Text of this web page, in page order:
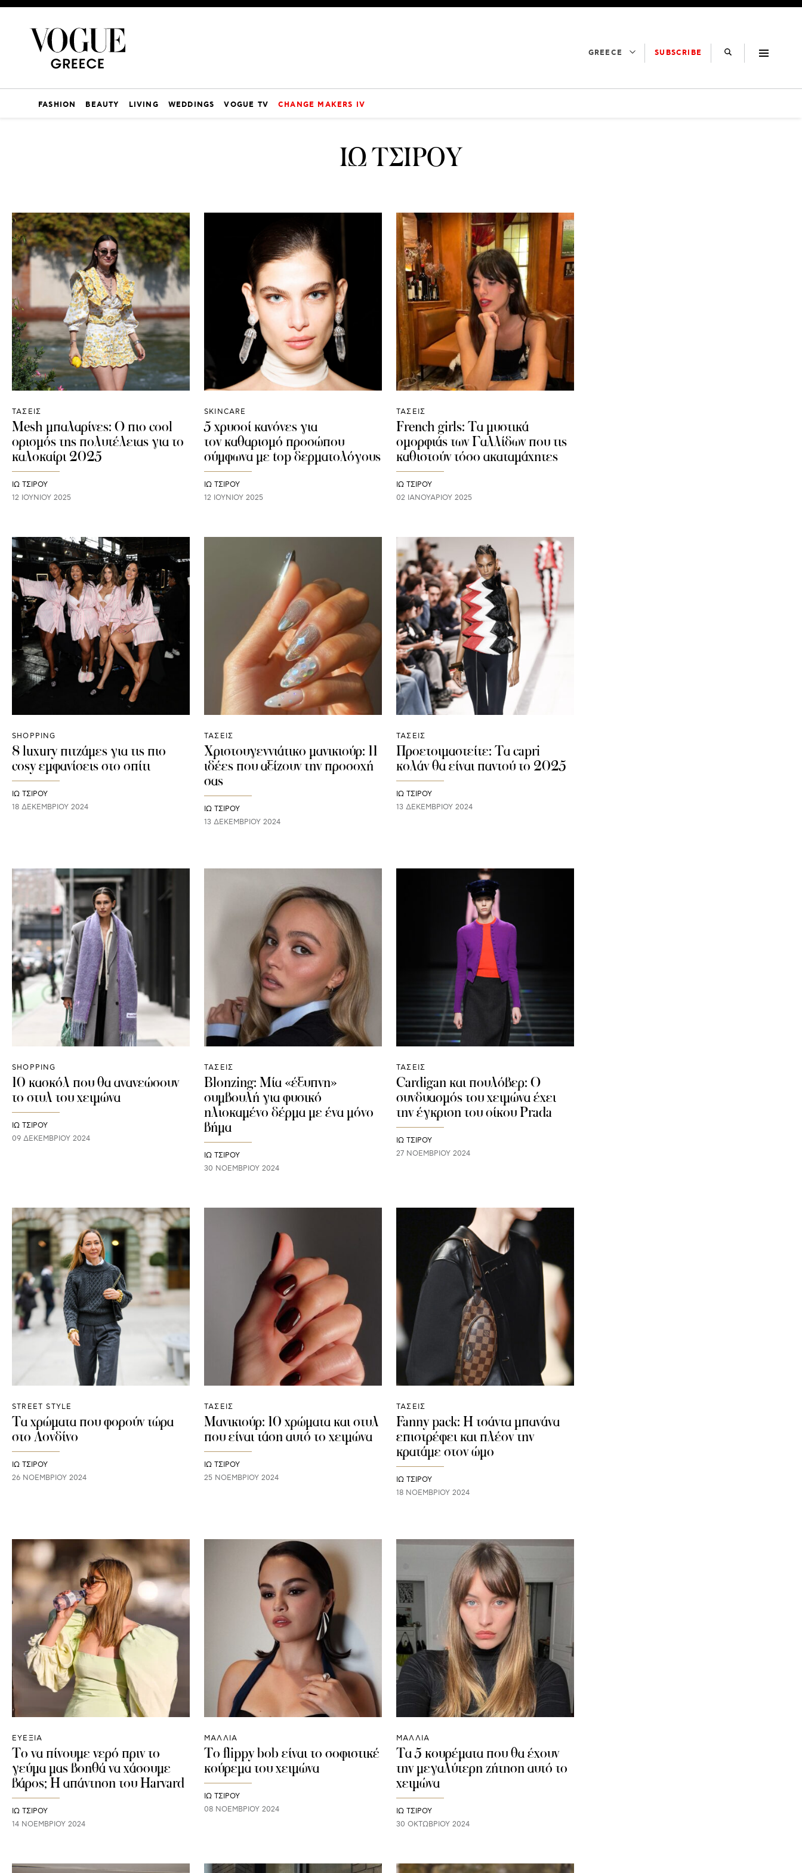
GREECE SUBSCRIBE
FASHION BEAUTY LIVING WEDDINGS VOGUE TV CHANGE MAKERS IV
ΙΩ ΤΣΙΡΟΥ
ΤΑΣΕΙΣ
Mesh μπαλαρίνες: Ο πιο cool
ορισμός της πολυτέλειας για το
καλοκαίρι 2025
ΙΩ ΤΣΙΡΟΥ
12 ΙΟΥΝΊΟΥ 2025
SKINCARE
5 χρυσοί κανόνες για
τον καθαρισμό προσώπου
σύμφωνα με top δερματολόγους
ΙΩ ΤΣΙΡΟΥ
12 ΙΟΥΝΊΟΥ 2025
ΤΑΣΕΙΣ
French girls: Τα μυστικά
ομορφιάς των Γαλλίδων που τις
καθιστούν τόσο ακαταμάχητες
ΙΩ ΤΣΙΡΟΥ
02 ΙΑΝΟΥΑΡΊΟΥ 2025
SHOPPING
8 luxury πιτζάμες για τις πιο
cosy εμφανίσεις στο σπίτι
ΙΩ ΤΣΙΡΟΥ
18 ΔΕΚΕΜΒΡΊΟΥ 2024
ΤΑΣΕΙΣ
Χριστουγεννιάτικο μανικιούρ: 11
ιδέες που αξίζουν την προσοχή
σας
ΙΩ ΤΣΙΡΟΥ
13 ΔΕΚΕΜΒΡΊΟΥ 2024
ΤΑΣΕΙΣ
Προετοιμαστείτε: Τα capri
κολάν θα είναι παντού το 2025
ΙΩ ΤΣΙΡΟΥ
13 ΔΕΚΕΜΒΡΊΟΥ 2024
SHOPPING
10 κασκόλ που θα ανανεώσουν
το στυλ του χειμώνα
ΙΩ ΤΣΙΡΟΥ
09 ΔΕΚΕΜΒΡΊΟΥ 2024
ΤΑΣΕΙΣ
Blonzing: Μία «έξυπνη»
συμβουλή για φυσικό
ηλιοκαμένο δέρμα με ένα μόνο
βήμα
ΙΩ ΤΣΙΡΟΥ
30 ΝΟΕΜΒΡΊΟΥ 2024
ΤΑΣΕΙΣ
Cardigan και πουλόβερ: Ο
συνδυασμός του χειμώνα έχει
την έγκριση του οίκου Prada
ΙΩ ΤΣΙΡΟΥ
27 ΝΟΕΜΒΡΊΟΥ 2024
STREET STYLE
Τα χρώματα που φορούν τώρα
στο Λονδίνο
ΙΩ ΤΣΙΡΟΥ
26 ΝΟΕΜΒΡΊΟΥ 2024
ΤΑΣΕΙΣ
Μανικιούρ: 10 χρώματα και στυλ
που είναι τάση αυτό το χειμώνα
ΙΩ ΤΣΙΡΟΥ
25 ΝΟΕΜΒΡΊΟΥ 2024
ΤΑΣΕΙΣ
Fanny pack: Η τσάντα μπανάνα
επιστρέφει και πλέον την
κρατάμε στον ώμο
ΙΩ ΤΣΙΡΟΥ
18 ΝΟΕΜΒΡΊΟΥ 2024
ΕΥΕΞΙΑ
Το να πίνουμε νερό πριν το
γεύμα μας βοηθά να χάσουμε
βάρος; Η απάντηση του Harvard
ΙΩ ΤΣΙΡΟΥ
14 ΝΟΕΜΒΡΊΟΥ 2024
ΜΑΛΛΙΑ
To flippy bob είναι το σοφιστικέ
κούρεμα του χειμώνα
ΙΩ ΤΣΙΡΟΥ
08 ΝΟΕΜΒΡΊΟΥ 2024
ΜΑΛΛΙΑ
Τα 5 κουρέματα που θα έχουν
την μεγαλύτερη ζήτηση αυτό το
χειμώνα
ΙΩ ΤΣΙΡΟΥ
30 ΟΚΤΩΒΡΊΟΥ 2024